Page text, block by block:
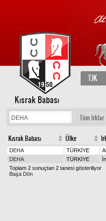
TJK
Kısrak Babası
Tüm Irklar
Kısrak Babası Ülke
DEHA TÜRKİYE
DEHA
TÜRKİYE
Toplam 2 sonuçtan 2 tanesi gösteriliyor
Başa Dön